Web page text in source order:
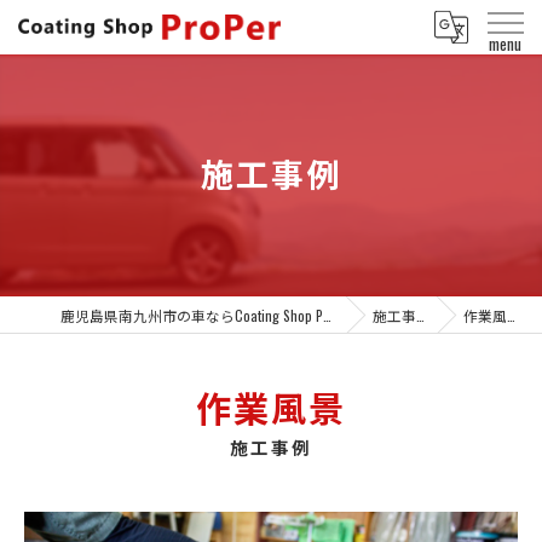
施工事例
施工事例 作業風景
施工事例
作業風景